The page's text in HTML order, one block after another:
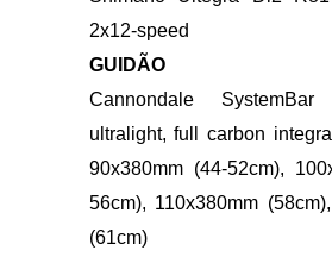
speed
CÂMBIO TRASEIRO
Shimano Ultegra Di2
TROCADOR
Shimano Ultegra Di2
2x12-speed
GUIDÃO